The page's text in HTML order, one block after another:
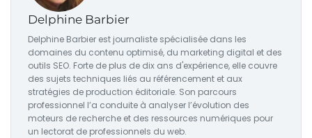
Delphine Barbier
Delphine Barbier est journaliste spécialisée dans les
domaines du contenu optimisé, du marketing digital et des
outils SEO. Forte de plus de dix ans d'expérience, elle couvre
des sujets techniques liés au référencement et aux
stratégies de production éditoriale. Son parcours
professionnel l’a conduite à analyser l’évolution des
moteurs de recherche et des ressources numériques pour
un lectorat de professionnels du web.